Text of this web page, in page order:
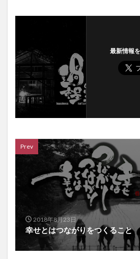
最新情報
Prev
2018年8月23日
幸せとはつながりをつくること